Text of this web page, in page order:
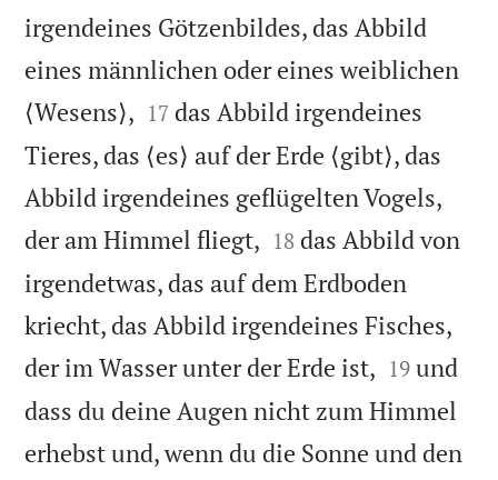
irgendeines Götzenbildes, das Abbild
eines männlichen oder eines weiblichen
⟨Wesens⟩, 

17 das Abbild irgendeines
Tieres, das ⟨es⟩ auf der Erde ⟨gibt⟩, das
Abbild irgendeines geflügelten Vogels,
der am Himmel fliegt, 

18 das Abbild von
irgendetwas, das auf dem Erdboden
kriecht, das Abbild irgendeines Fisches,
der im Wasser unter der Erde ist, 

19 und
dass du deine Augen nicht zum Himmel
erhebst und, wenn du die Sonne und den